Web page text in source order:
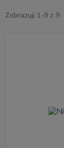
Zobrazuji 1-9 z 9